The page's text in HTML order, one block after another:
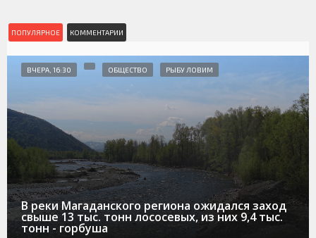
ПОПУЛЯРНОЕ КОММЕНТАРИИ
В реки Магаданского региона ожидался заход
свыше 13 тыс. тонн лососевых, из них 9,4 тыс.
тонн - горбуша
ВЧЕРА, 16:30 ОБЩЕСТВО РЫБУ ЛОВИМ